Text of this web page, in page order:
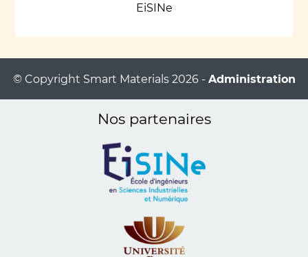
EiSINe
© Copyright Smart Materials 2026 - Administration
Nos partenaires